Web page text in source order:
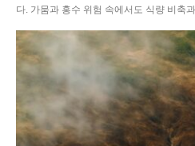
다. 가뭄과 홍수 위험 속에서도 식량 비축